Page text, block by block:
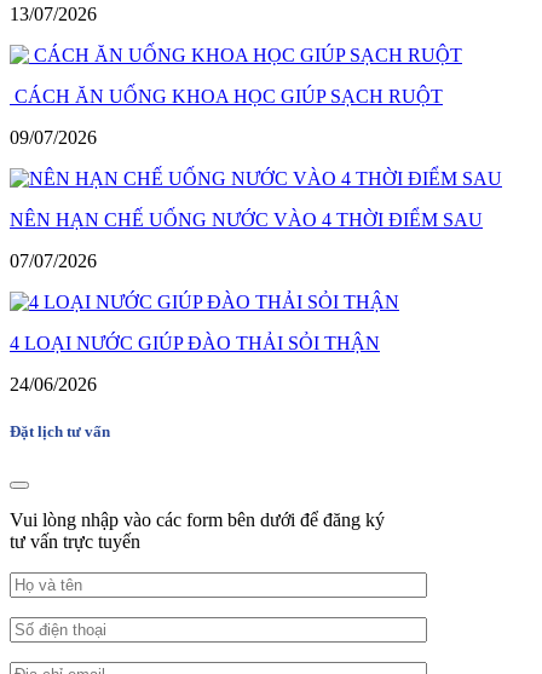
13/07/2026
CÁCH ĂN UỐNG KHOA HỌC GIÚP SẠCH RUỘT
09/07/2026
NÊN HẠN CHẾ UỐNG NƯỚC VÀO 4 THỜI ĐIỂM SAU
07/07/2026
4 LOẠI NƯỚC GIÚP ĐÀO THẢI SỎI THẬN
24/06/2026
Đặt lịch tư vấn
Vui lòng nhập vào các form bên dưới để đăng ký
tư vấn trực tuyến